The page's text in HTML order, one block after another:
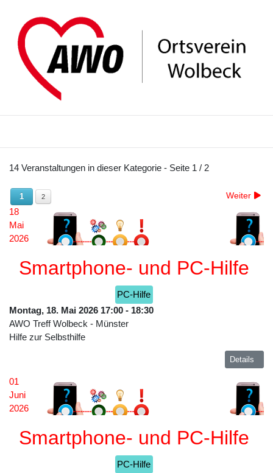
14 Veranstaltungen in dieser Kategorie - Seite 1 / 2
1 2 Weiter
18
Mai
2026
Smartphone- und PC-Hilfe
PC-Hilfe
Montag, 18. Mai 2026 17:00 - 18:30
AWO Treff Wolbeck - Münster
Hilfe zur Selbsthilfe
Details
01
Juni
2026
Smartphone- und PC-Hilfe
PC-Hilfe